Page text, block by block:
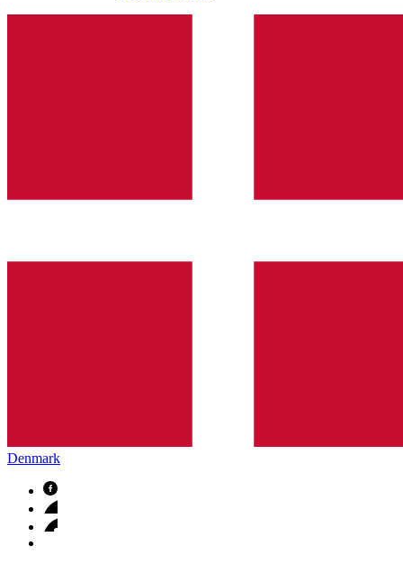
Denmark